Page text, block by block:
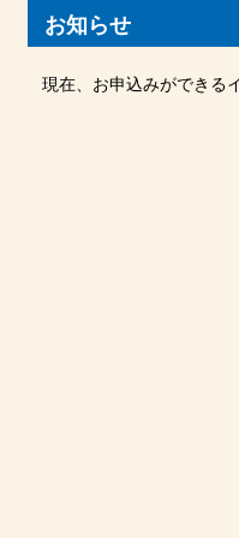
お知らせ
現在、お申込みができる